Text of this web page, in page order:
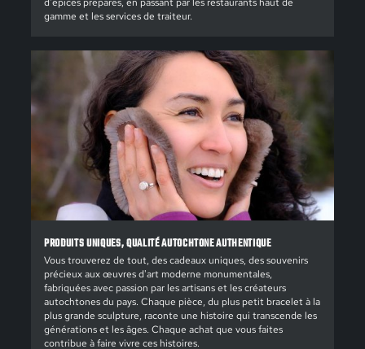
gamme et les services de traiteur.
PRODUITS UNIQUES, QUALITÉ AUTOCHTONE AUTHENTIQUE
Vous trouverez de tout, des cadeaux uniques, des souvenirs
précieux aux œuvres d'art moderne monumentales,
fabriquées avec passion par les artisans et les créateurs
autochtones du pays. Chaque pièce, du plus petit bracelet à la
plus grande sculpture, raconte une histoire qui transcende les
générations et les âges. Chaque achat que vous faites
contribue à faire vivre ces histoires.